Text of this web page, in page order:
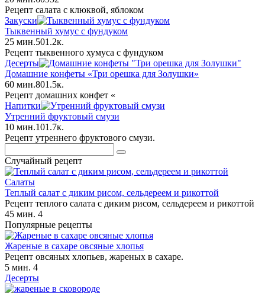
Рецепт салата с клюквой, яблоком
Закуски
Тыквенный хумус с фундуком
25 мин.501.2к.
Рецепт тыквенного хумуса с фундуком
Десерты
Домашние конфеты «Три орешка для Золушки»
60 мин.801.5к.
Рецепт домашних конфет «
Напитки
Утренний фруктовый смузи
10 мин.101.7к.
Рецепт утреннего фруктового смузи.
Случайный рецепт
Салаты
Теплый салат с диким рисом, сельдереем и рикоттой
Рецепт теплого салата с диким рисом, сельдереем и рикоттой
45 мин. 4
Популярные рецепты
Жареные в сахаре овсяные хлопья
Рецепт овсяных хлопьев, жареных в сахаре.
5 мин. 4
Десерты